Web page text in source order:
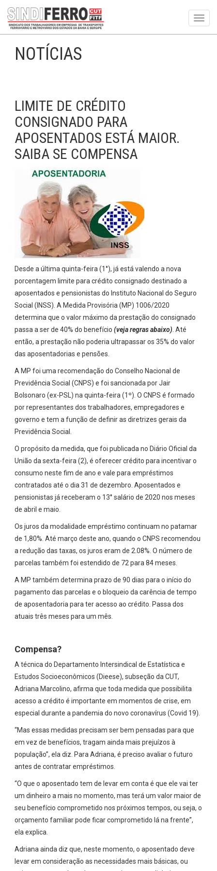
NOTÍCIAS
LIMITE DE CRÉDITO
CONSIGNADO PARA
APOSENTADOS ESTÁ MAIOR.
SAIBA SE COMPENSA
Desde a última quinta-feira (1°), já está valendo a nova
porcentagem limite para crédito consignado destinado a
aposentados e pensionistas do Instituto Nacional do Seguro
Social (INSS). A Medida Provisória (MP) 1006/2020
determina que o valor máximo da prestação do consignado
passa a ser de 40% do benefício (veja regras abaixo) . Até
então, a prestação não poderia ultrapassar os 35% do valor
das aposentadorias e pensões.
A MP foi uma recomendação do Conselho Nacional de
Previdência Social (CNPS) e foi sancionada por Jair
Bolsonaro (ex-PSL) na quinta-feira (1º). O CNPS é formado
por representantes dos trabalhadores, empregadores e
governo e tem a função de definir as diretrizes gerais da
Previdência Social.
O propósito da medida, que foi publicada no Diário Oficial da
União da sexta-feira (2), é oferecer crédito para incentivar o
consumo neste fim de ano e vale para empréstimos
contratados até o dia 31 de dezembro. Aposentados e
pensionistas já receberam o 13° salário de 2020 nos meses
de abril e maio.
Os juros da modalidade empréstimo continuam no patamar
de 1,80%. Até março deste ano, quando o CNPS recomendou
a redução das taxas, os juros eram de 2.08%. O número de
parcelas também foi estendido de 72 para 84 meses.
A MP também determina prazo de 90 dias para o início do
pagamento das parcelas e o bloqueio da carência de tempo
de aposentadoria para ter acesso ao crédito. Passa dos
atuais três meses para um mês.
Compensa?
A técnica do Departamento Intersindical de Estatística e
Estudos Socioeconômicos (Dieese), subseção da CUT,
Adriana Marcolino, afirma que toda medida que possibilita
acesso a crédito é importante em momentos de crise, em
especial durante a pandemia do novo coronavírus (Covid 19).
“Mas essas medidas precisam ser bem pensadas para que
em vez de benefícios, tragam ainda mais prejuízos à
população”, ela diz. Para Adriana, é preciso avaliar o futuro
antes de contratar empréstimos.
“O que o aposentado tem de levar em conta é que ele vai ter
um dinheiro a mais no momento, mas terá um valor maior de
seu benefício comprometido nos próximos tempos, ou seja, o
orçamento familiar pode ficar comprometido lá na frente”,
ela explica.
Adriana ainda diz que, neste momento, o aposentado deve
levar em consideração as necessidades mais básicas, ou